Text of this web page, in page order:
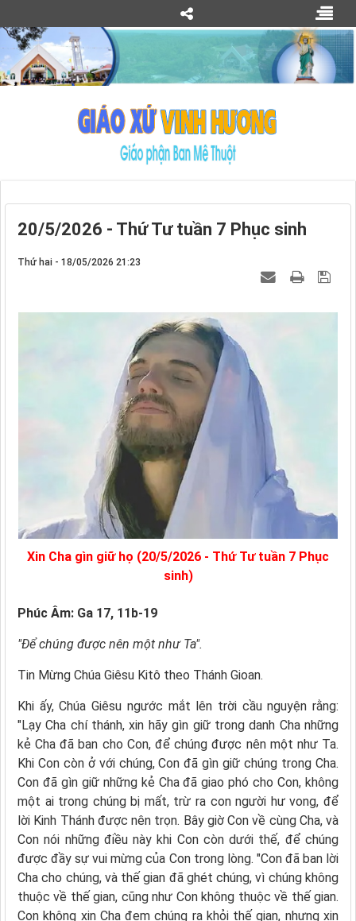
20/5/2026 - Thứ Tư tuần 7 Phục sinh
Thứ hai - 18/05/2026 21:23
Xin Cha gìn giữ họ (20/5/2026 - Thứ Tư tuần 7 Phục
sinh)
Phúc Âm: Ga 17, 11b-19
"Ðể chúng được nên một như Ta".
Tin Mừng Chúa Giêsu Kitô theo Thánh Gioan.
Khi ấy, Chúa Giêsu ngước mắt lên trời cầu nguyện rằng:
"Lạy Cha chí thánh, xin hãy gìn giữ trong danh Cha những
kẻ Cha đã ban cho Con, để chúng được nên một như Ta.
Khi Con còn ở với chúng, Con đã gìn giữ chúng trong Cha.
Con đã gìn giữ những kẻ Cha đã giao phó cho Con, không
một ai trong chúng bị mất, trừ ra con người hư vong, để
lời Kinh Thánh được nên trọn. Bây giờ Con về cùng Cha, và
Con nói những điều này khi Con còn dưới thế, để chúng
được đầy sự vui mừng của Con trong lòng. "Con đã ban lời
Cha cho chúng, và thế gian đã ghét chúng, vì chúng không
thuộc về thế gian, cũng như Con không thuộc về thế gian.
Con không xin Cha đem chúng ra khỏi thế gian, nhưng xin